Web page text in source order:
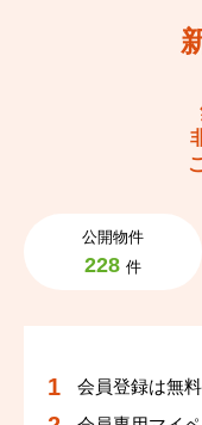
公開物件
228 件
会員登録は無料